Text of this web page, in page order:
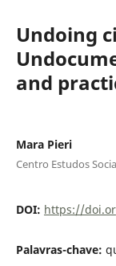
Undoing
and
Mara Pieri
Centro Estudos
DOI: https://
Palavras-chave: